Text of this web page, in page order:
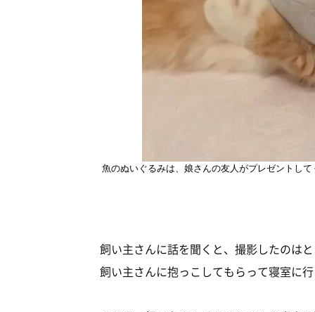
魚のぬいぐるみは、娘さんの友人がプレゼントし
飼い主さんに話を聞くと、撮影したのは
飼い主さんに抱っこしてもらって寝室に